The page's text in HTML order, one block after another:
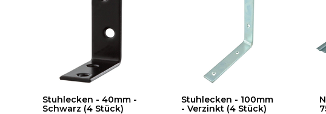
Stuhlecken - 40mm -
Schwarz (4 Stück)
Stuhlecken - 100mm
- Verzinkt (4 Stück)